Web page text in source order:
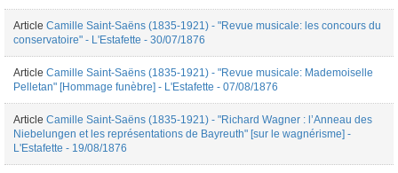
Article Camille Saint-Saëns (1835-1921) - "Revue musicale: les concours du
conservatoire" - L'Estafette - 30/07/1876
Article Camille Saint-Saëns (1835-1921) - "Revue musicale: Mademoiselle
Pelletan" [Hommage funèbre] - L'Estafette - 07/08/1876
Article Camille Saint-Saëns (1835-1921) - "Richard Wagner : l’Anneau des
Niebelungen et les représentations de Bayreuth" [sur le wagnérisme] -
L'Estafette - 19/08/1876